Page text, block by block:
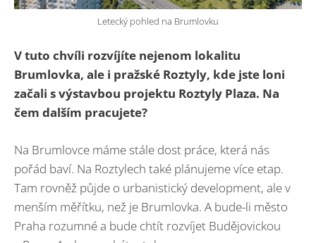
Letecký pohled na Brumlovku
V tuto chvíli rozvíjíte nejenom lokalitu
Brumlovka, ale i pražské Roztyly, kde jste loni
začali s výstavbou projektu Roztyly Plaza. Na
čem dalším pracujete?
Na Brumlovce máme stále dost práce, která nás
pořád baví. Na Roztylech také plánujeme více etap.
Tam rovněž půjde o urbanistický development, ale v
menším měřítku, než je Brumlovka. A bude-li město
Praha rozumné a bude chtít rozvíjet Budějovickou